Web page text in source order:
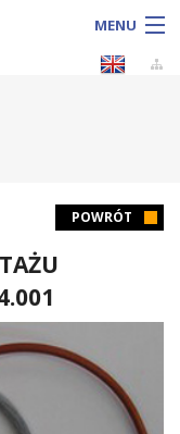
MENU
POWRÓT